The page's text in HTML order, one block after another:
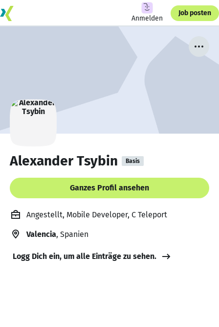
Anmelden
Job posten
Alexander Tsybin Basis
Ganzes Profil ansehen
Angestellt, Mobile Developer, C Teleport
Valencia, Spanien
Logg Dich ein, um alle Einträge zu sehen.